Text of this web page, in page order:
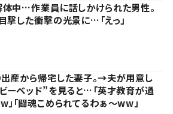
中…作業員に話しかけられた男性。
撃した衝撃の光景に…「えっ」
産から帰宅した妻子。→夫が用意し
ーベッド”を見ると…「英才教育が過
」「闘魂こめられてるわぁ～ww」